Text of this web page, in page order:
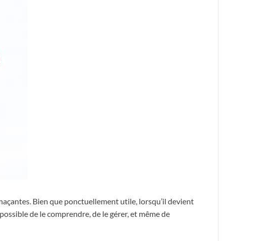
Bien que ponctuellement utile, lorsqu’il devient
de le comprendre, de le gérer, et même de